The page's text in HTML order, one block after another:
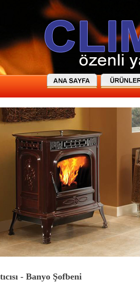
- Banyo Şofbeni